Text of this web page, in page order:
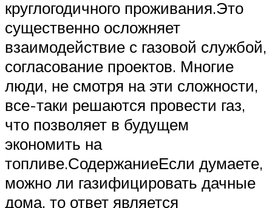
круглогодичного проживания.Это
существенно осложняет
взаимодействие с газовой службой,
согласование проектов. Многие
люди, не смотря на эти сложности,
все-таки решаются провести газ,
что позволяет в будущем
экономить на
топливе.СодержаниеЕсли думаете,
можно ли газифицировать дачные
дома, то ответ является